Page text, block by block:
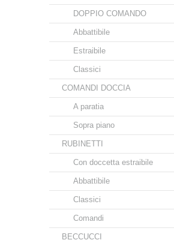
DOPPIO COMANDO
Abbattibile
Estraibile
Classici
COMANDI DOCCIA
A paratia
Sopra piano
RUBINETTI
Con doccetta estraibile
Abbattibile
Classici
Comandi
BECCUCCI